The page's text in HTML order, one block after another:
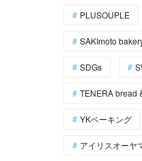
PLUSOUPLE
SAKImoto
SDGs
TENERA bread
YKベーキング
アイリスオーヤ